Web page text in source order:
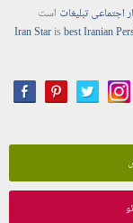
اجتماعیتبلیغات است
Iran Starisbest Iranian